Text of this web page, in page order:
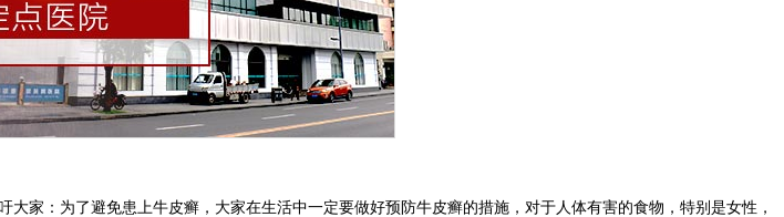
家：为了避免患上牛皮癣，大家在生活中一定要做好预防牛皮癣的措施，对于人体有害的食物，特别是女性，